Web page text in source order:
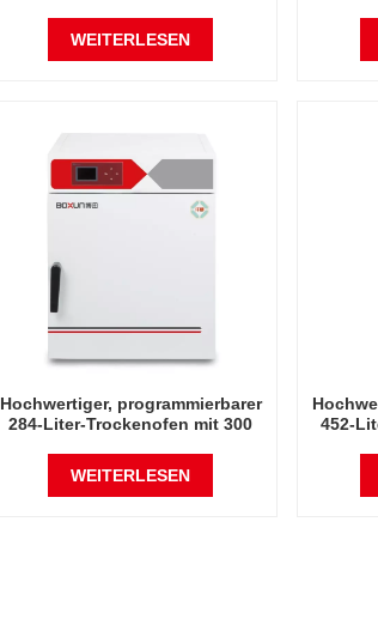
WEITERLESEN
Hochwertiger, programmierbarer
284-Liter-Trockenofen mit 300
WEITERLESEN
452-